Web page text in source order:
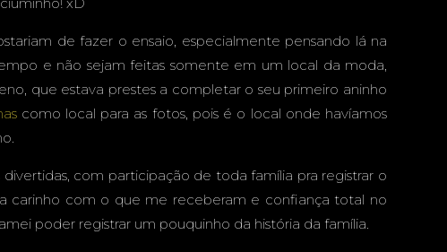
DAS
de fazer o ensaio, especialmente pensando lá na
e não sejam feitas somente em um local da moda,
que estava prestes a completar o seu primeiro aninho
como local para as fotos, pois é o local onde havíamos
com participação de toda família pra registrar o
carinho com o que me receberam e confiança total no
poder registrar um pouquinho da história da família.